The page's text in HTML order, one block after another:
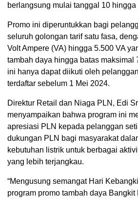
berlangsung mulai tanggal 10 hingga
Promo ini diperuntukkan bagi
seluruh golongan tarif satu fasa,
Volt Ampere (VA) hingga 5.500 VA
tambah daya hingga batas maksimal
ini hanya dapat diikuti oleh
terdaftar sebelum 1 Mei 2024.
Direktur Retail dan Niaga PLN, Edi
menyampaikan bahwa program ini
apresiasi PLN kepada pelanggan
dukungan PLN bagi masyarakat
kebutuhan listrik untuk berbagai
yang lebih terjangkau.
“Mengusung semangat Hari
program promo tambah daya Bangkit